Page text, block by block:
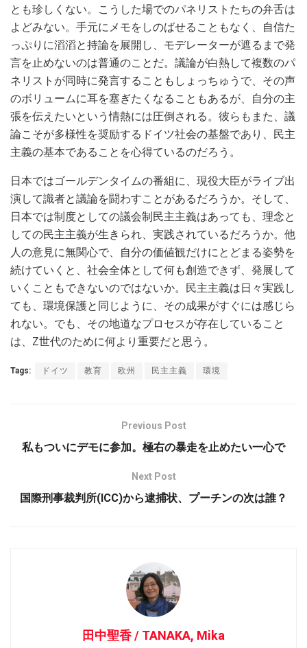
とも珍しくない。こうした場でのパネリストたちの弁舌は
よどみない。手元にメモをしのばせることもなく、自信た
っぷりに滔滔と持論を展開し、モデレーターが遮るまで発
言を止めないのは普通のことだ。議論が白熱して複数のパ
ネリストが同時に発言することもしょっちゅうで、その声
のボリュームに耳を塞ぎたくなることもあるが、自分の主
張を伝えたいという情熱には圧倒される。彼らもまた、議
論こそが多様性を奨励するドイツ社会の基盤であり、民主
主義の基本であることを心得ているのだろう。
日本ではゴールデンタイムの番組に、現役大臣がライブ出
演して識者と議論を闘わすことがあるだろうか。そして、
日本では制度としての議会制民主主義はあっても、理念と
しての民主主義が生きられ、実践されているだろうか。他
人の意見に無関心で、自分の価値観だけにとどまる姿勢を
続けていくと、社会全体として何も創造できず、発展して
いくこともできないのではないか。民主主義は日々実践し
ても、環境保護と同じように、その成果がすぐには感じら
れない。でも、その地道なプロセスが存在していること
は、Z世代のために何より重要だと思う。
Tags: ドイツ 教育 欧州 民主主義 環境
Previous Post
私もついにデモに参加。極右の暴走を止めたい一心で
Next Post
国際刑事裁判所(ICC)から逮捕状、プーチンの次は誰？
田中聖香 / TANAKA, Mika